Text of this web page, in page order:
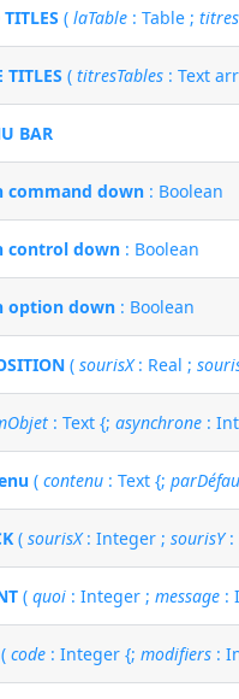
(laTable : Table ;
TITLES (titresTables : Text
BAR
command down : Boolean
control down : Boolean
option down : Boolean
(sourisX: Real ;
: Text {;asynchrone :
(contenu : Text {;
(sourisX: Integer ;sourisY:
(quoi : Integer ;message :
(code : Integer {;modifiers :